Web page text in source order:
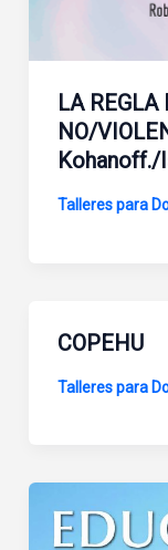
LA REGLA
NO/
Talleres para
COPEHU
Talleres para